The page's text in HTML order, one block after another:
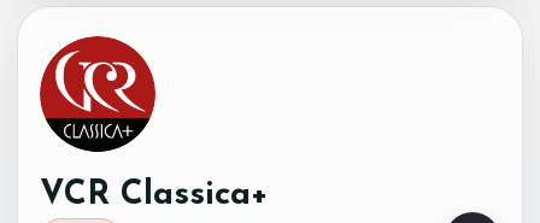
18:02
Antonio Salieri (1750-1825)
Francesco Di Rosa, oboe - Orchestra
VCR Classica+